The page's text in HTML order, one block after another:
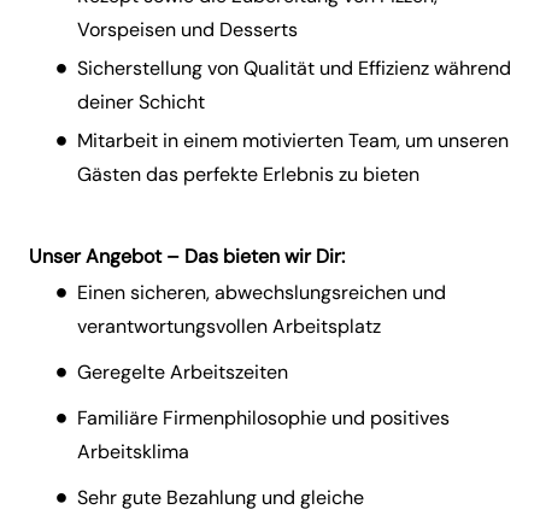
Vorspeisen und Desserts
Sicherstellung von Qualität und Effizienz während
deiner Schicht
Mitarbeit in einem motivierten Team, um unseren
Gästen das perfekte Erlebnis zu bieten
Unser Angebot – Das bieten wir Dir:
Einen sicheren, abwechslungsreichen und
verantwortungsvollen Arbeitsplatz
Geregelte Arbeitszeiten
Familiäre Firmenphilosophie und positives
Arbeitsklima
Sehr gute Bezahlung und gleiche